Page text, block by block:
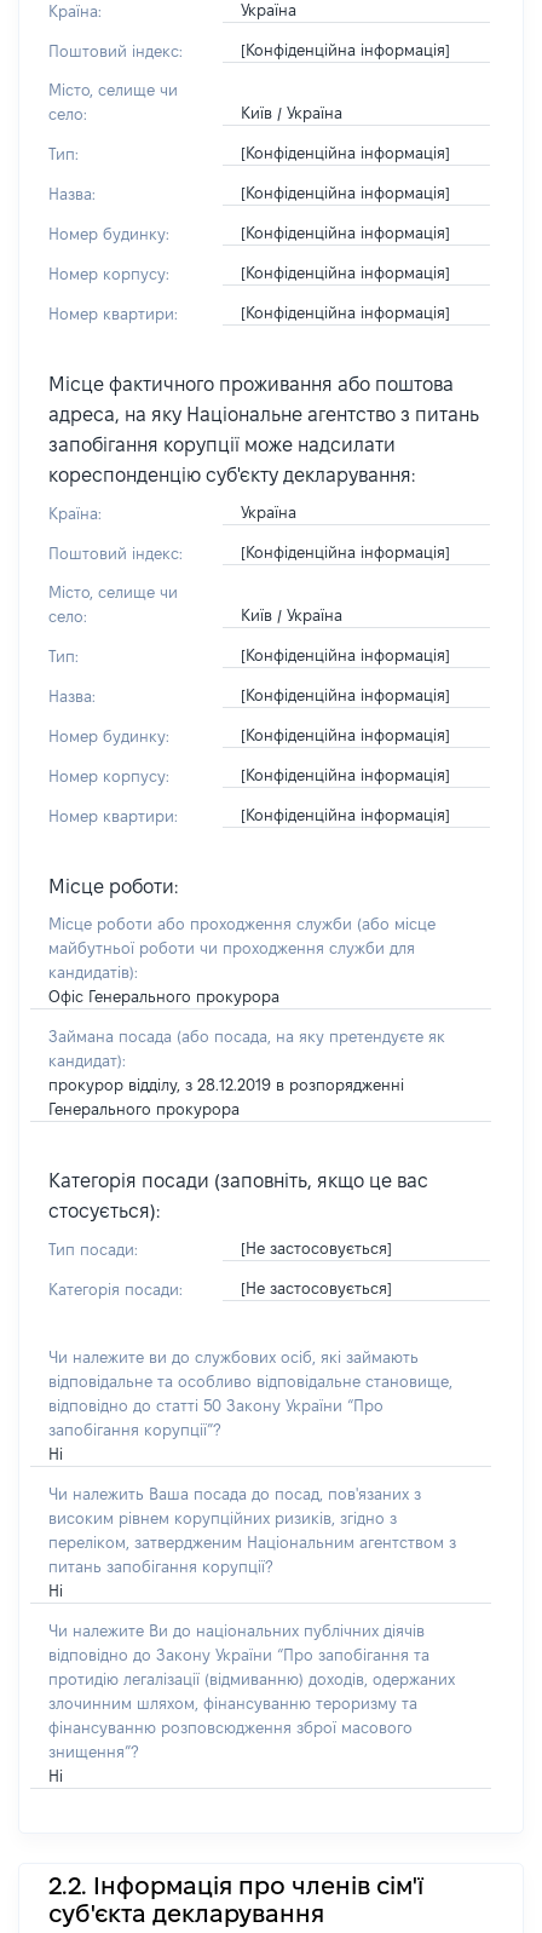
Країна: Україна
Поштовий індекс: [Конфіденційна інформація]
Місто, селище чи
село:
Київ / Україна
Тип: [Конфіденційна інформація]
Назва: [Конфіденційна інформація]
Номер будинку: [Конфіденційна інформація]
Номер корпусу: [Конфіденційна інформація]
Номер квартири: [Конфіденційна інформація]
Місце фактичного проживання або поштова
адреса, на яку Національне агентство з питань
запобігання корупції може надсилати
кореспонденцію суб'єкту декларування:
Країна: Україна
Поштовий індекс: [Конфіденційна інформація]
Місто, селище чи
село:
Київ / Україна
Тип: [Конфіденційна інформація]
Назва: [Конфіденційна інформація]
Номер будинку: [Конфіденційна інформація]
Номер корпусу: [Конфіденційна інформація]
Номер квартири: [Конфіденційна інформація]
Місце роботи:
Місце роботи або проходження служби (або місце
майбутньої роботи чи проходження служби для
кандидатів):
Офіс Генерального прокурора
Займана посада (або посада, на яку претендуєте як
кандидат):
прокурор відділу, з 28.12.2019 в розпорядженні
Генерального прокурора
Категорія посади (заповніть, якщо це вас
стосується):
Тип посади: [Не застосовується]
Категорія посади: [Не застосовується]
Чи належите ви до службових осіб, які займають
відповідальне та особливо відповідальне становище,
відповідно до статті 50 Закону України “Про
запобігання корупції”?
Ні
Чи належить Ваша посада до посад, пов'язаних з
високим рівнем корупційних ризиків, згідно з
переліком, затвердженим Національним агентством з
питань запобігання корупції?
Ні
Чи належите Ви до національних публічних діячів
відповідно до Закону України “Про запобігання та
протидію легалізації (відмиванню) доходів, одержаних
злочинним шляхом, фінансуванню тероризму та
фінансуванню розповсюдження зброї масового
знищення”?
Ні
2.2. Інформація про членів сім'ї
суб'єкта декларування